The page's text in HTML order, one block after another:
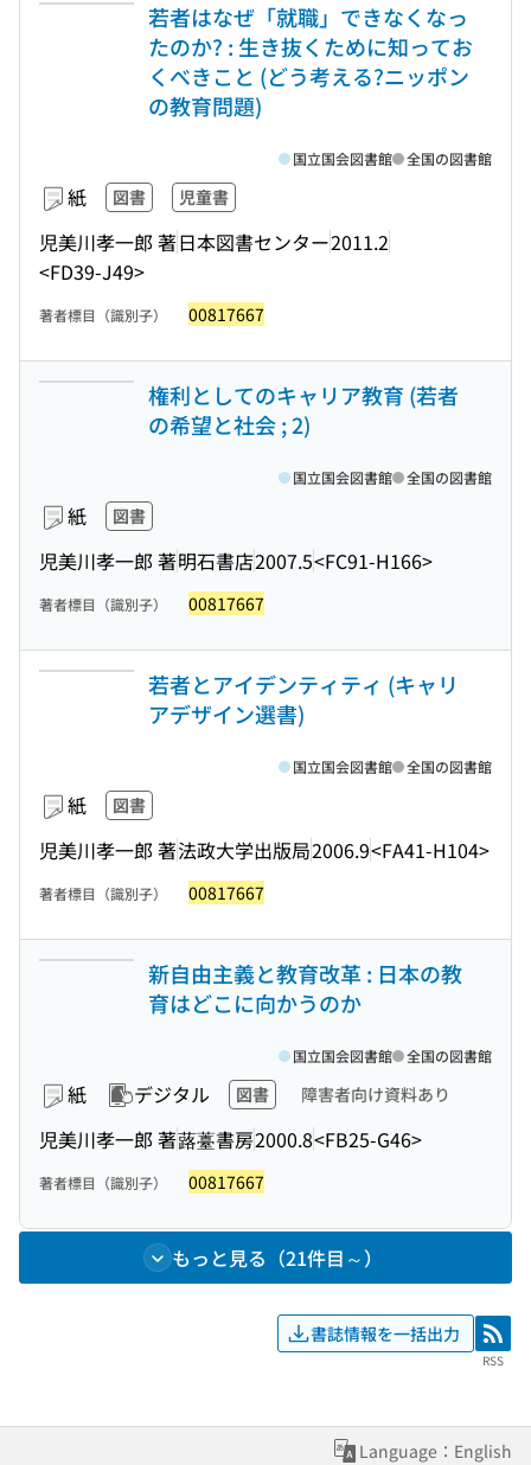
若者はなぜ「就職」できなくなっ
たのか? : 生き抜くために知ってお
くべきこと (どう考える?ニッポン
の教育問題)
紙 図書 児童書
児美川孝一郎 著日本図書センター2011.2
<FD39-J49>
国立国会図書館 全国の図書館
著者標目（識別子） 00817667
権利としてのキャリア教育 (若者
の希望と社会 ; 2)
紙 図書
児美川孝一郎 著明石書店2007.5<FC91-H166>
国立国会図書館 全国の図書館
著者標目（識別子） 00817667
若者とアイデンティティ (キャリ
アデザイン選書)
紙 図書
児美川孝一郎 著法政大学出版局2006.9<FA41-H104>
国立国会図書館 全国の図書館
著者標目（識別子） 00817667
新自由主義と教育改革 : 日本の教
育はどこに向かうのか
紙 デジタル 図書 障害者向け資料あり
児美川孝一郎 著蕗薹書房2000.8<FB25-G46>
国立国会図書館 全国の図書館
著者標目（識別子） 00817667
もっと見る（21件目～）
書誌情報を一括出力 RSS
RSS
Language：English